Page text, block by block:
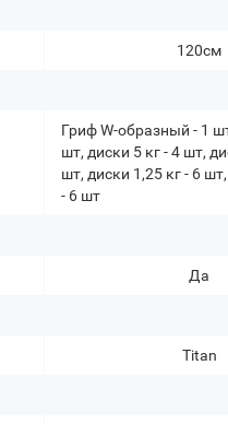
120см
Гриф W-образный - 1
шт, диски 5 кг - 4 шт,
шт, диски 1,25 кг - 6
- 6 шт
Да
Titan